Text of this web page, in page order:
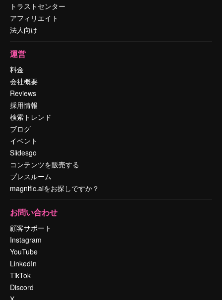
トラストセンター
アフィリエイト
法人向け
運営
料金
会社概要
Reviews
採用情報
検索トレンド
ブログ
イベント
Slidesgo
コンテンツを販売する
プレスルーム
magnific.aiをお探しですか？
お問い合わせ
顧客サポート
Instagram
YouTube
LinkedIn
TikTok
Discord